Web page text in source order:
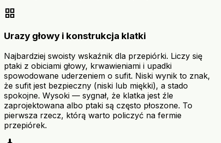
grid_view
Urazy głowy i konstrukcja klatki
Najbardziej swoisty wskaźnik dla przepiórki. Liczy się
ptaki z obiciami głowy, krwawieniami i upadki
spowodowane uderzeniem o sufit. Niski wynik to znak,
że sufit jest bezpieczny (niski lub miękki), a stado
spokojne. Wysoki — sygnał, że klatka jest źle
zaprojektowana albo ptaki są często płoszone. To
pierwsza rzecz, którą warto policzyć na fermie
przepiórek.